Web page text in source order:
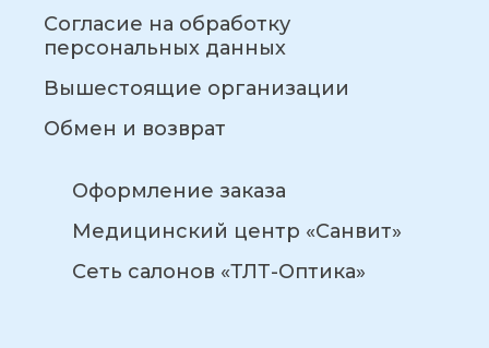
Согласие на обработку
персональных данных
Вышестоящие организации
Обмен и возврат
Оформление заказа
Медицинский центр «Санвит»
Сеть салонов «ТЛТ-Оптика»